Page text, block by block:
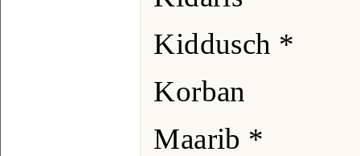
Kiddusch *
Korban
Maarib *